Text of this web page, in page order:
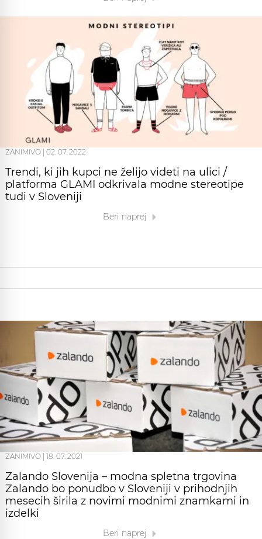
ZANIMIVO 02. 07. 2022
Trendi, ki jih kupci ne želijo videti na ulici /
platforma GLAMI odkrivala modne stereotipe
tudi v Sloveniji
Beri naprej
ZANIMIVO | 18. 07. 2021
Zalando Slovenija – modna spletna trgovina
Zalando bo ponudbo v Sloveniji v prihodnjih
mesecih širila z novimi modnimi znamkami in
izdelki
Beri naprej